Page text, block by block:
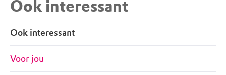
Ook interessant
Ook interessant
Voor jou